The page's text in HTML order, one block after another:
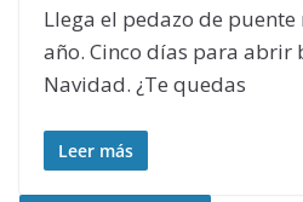
Llega el pedazo de
año. Cinco días para abrir
Navidad. ¿Te quedas
Leer más